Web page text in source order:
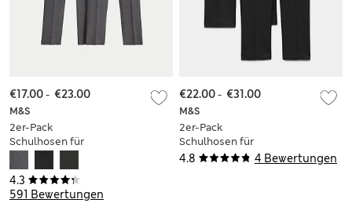
4.3
591 Bewertungen
M&S
2er-Pack
Schulhosen für
Jungen mit
schmalem Bein (2–
18 J.)
€17.00- €23.00
4.8 4 Bewertungen
M&S
2er-Pack
Schulhosen für
Jungen in
€22.00- €31.00